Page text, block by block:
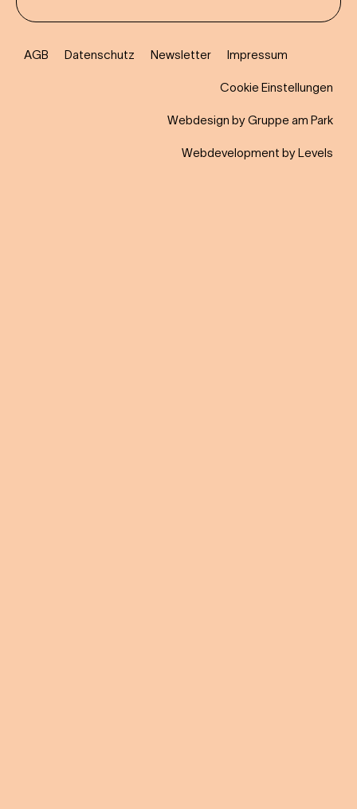
AGB Datenschutz Newsletter Impressum
Cookie Einstellungen
Webdesign by Gruppe am Park
Webdevelopment by Levels